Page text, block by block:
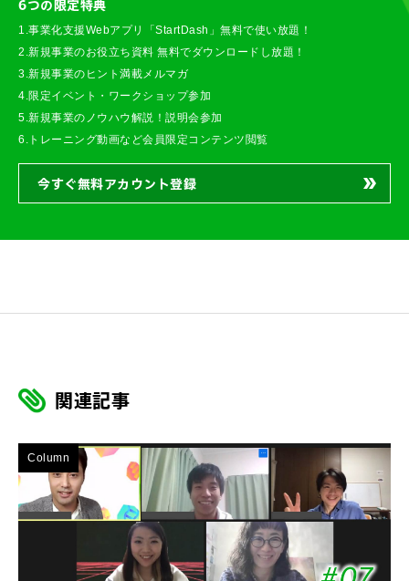
6つの限定特典
1.事業化支援Webアプリ「StartDash」無料で使い放題！
2.新規事業のお役立ち資料 無料でダウンロードし放題！
3.新規事業のヒント満載メルマガ
4.限定イベント・ワークショップ参加
5.新規事業のノウハウ解説！説明会参加
6.トレーニング動画など会員限定コンテンツ閲覧
今すぐ無料アカウント登録
関連記事
Column